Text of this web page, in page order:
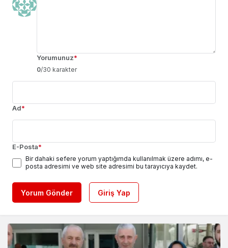
Yorumunuz*
0/30 karakter
Ad*
E-Posta*
Bir dahaki sefere yorum yaptığımda kullanılmak üzere adımı, e-
posta adresimi ve web site adresimi bu tarayıcıya kaydet.
Yorum Gönder Giriş Yap